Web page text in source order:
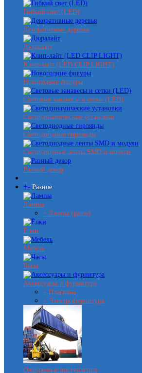
Гибкий свет (LED)
Декоративные деревья
Дюралайт
Клип-лайт (LED CLIP LIGHT)
Новогодние фигуры
Световые занавесы и сетки (LED)
Светодинамические установки
Светодиодные гирлянды
Светодиодные ленты SMD и модули
Разный декор
+- Разное
Лампы
+ Лампы (gauss)
Ёлки
Мебель
Часы
Аксессуары и фурнитура
+ Плафоны
+ Электрофурнитура
Ожидаемые поступления